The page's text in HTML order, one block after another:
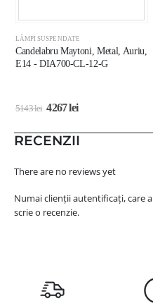
LĂMPI SUSPENDATE
Candelabru Maytoni, Metal, Auriu,
E14 - DIA700-CL-12-G
5143lei 4267lei
RECENZII
There are no reviews yet
Numai clienții autentificați, care
scrie o recenzie.